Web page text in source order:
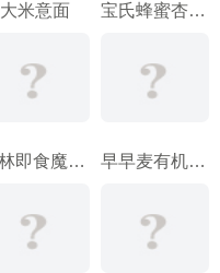
大米意面 宝氏蜂蜜杏仁麦片
梅林即食魔芋面 早早麦有机燕麦片